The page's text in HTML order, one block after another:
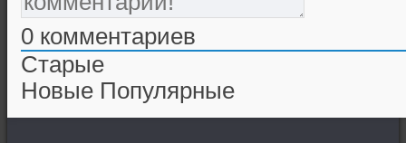
0 комментариев
Старые
Новые Популярные